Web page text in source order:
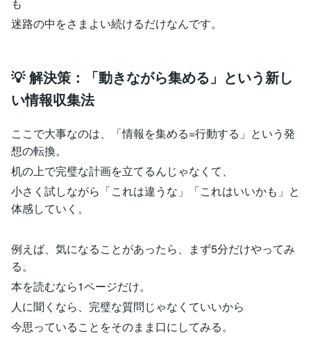
迷路の中をさまよい続けるだけなんです。
💡 解決策：「動きながら集める」という新し
い情報収集法
ここで大事なのは、「情報を集める=行動する」という発
想の転換。
机の上で完璧な計画を立てるんじゃなくて、
小さく試しながら「これは違うな」「これはいいかも」と
体感していく。
例えば、気になることがあったら、まず5分だけやってみ
る。
本を読むなら1ページだけ。
人に聞くなら、完璧な質問じゃなくていいから
今思っていることをそのまま口にしてみる。